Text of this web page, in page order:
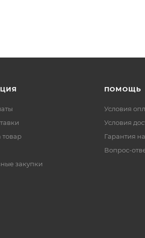
товар
закупки
ПОМОЩЬ
Условия
Условия
Гарантия
Вопрос-